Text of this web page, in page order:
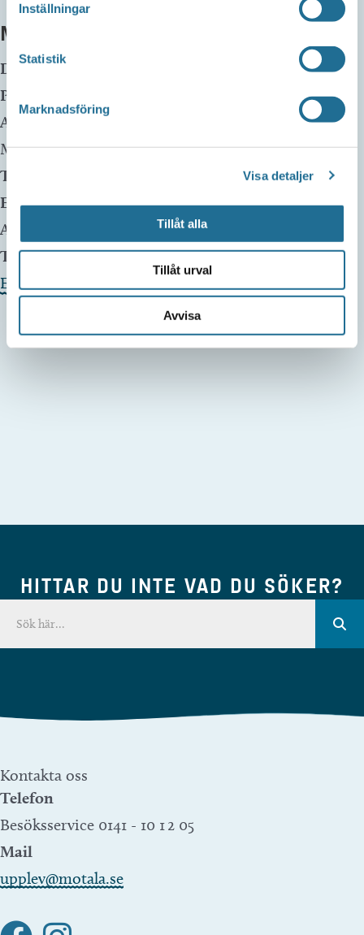
Inställningar
Statistik
Marknadsföring
Visa detaljer
Tillåt alla
Tillåt urval
Avvisa
MER INFO
Datum: 4 oktober, 2024 kl 21:00
Plats:
Adress:
Prästgatan 3
Motala, 591 30 Sweden
Telefon:
E-mail:
Arrangör:
Bomber Bar & Fruktansvärld
Telefonnummer arrangör:
Evenemangets webbplats »
HITTAR DU INTE VAD DU SÖKER?
Kontakta oss
Telefon
Besöksservice 0141 - 10 1 2 05
Mail
upplev@motala.se